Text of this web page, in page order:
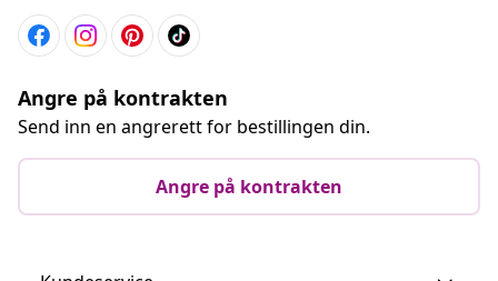
Angre på kontrakten
Send inn en angrerett for bestillingen din.
Angre på kontrakten